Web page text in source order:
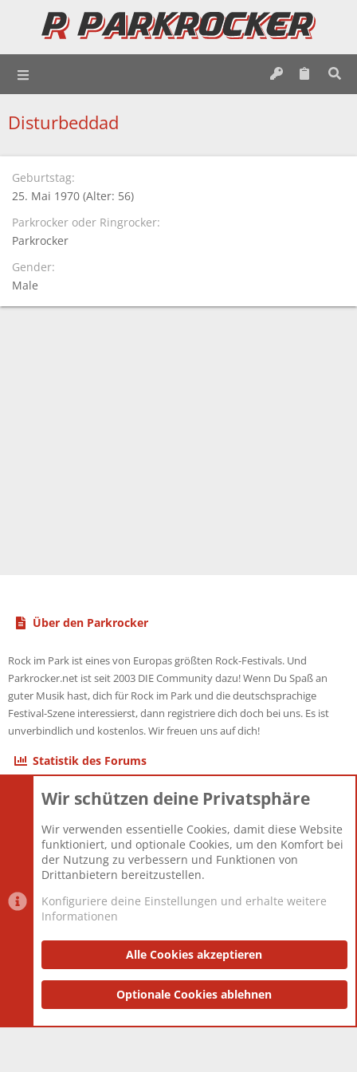
Disturbeddad
Geburtstag
25. Mai 1970 (Alter: 56)
Parkrocker oder Ringrocker
Parkrocker
Gender
Male
Über den Parkrocker
Rock im Park ist eines von Europas größten Rock-Festivals. Und
Parkrocker.net ist seit 2003 DIE Community dazu! Wenn Du Spaß an
guter Musik hast, dich für Rock im Park und die deutschsprachige
Festival-Szene interessierst, dann registriere dich doch bei uns. Es ist
unverbindlich und kostenlos. Wir freuen uns auf dich!
Statistik des Forums
Themen
Mitglieder
12.425
Neuestes Mitglied
Toddster85
Datenschutzerklärung Impressum
Community platform by XenForo® © 2010-2025 XenForo Ltd.
and add-ons by ThemeHouse
Wir schützen deine Privatsphäre
Wir verwenden essentielle Cookies, damit diese Website
funktioniert, und optionale Cookies, um den Komfort bei
der Nutzung zu verbessern und Funktionen von
Drittanbietern bereitzustellen.
Konfiguriere deine Einstellungen und erhalte weitere
Informationen
Alle Cookies akzeptieren
Optionale Cookies ablehnen